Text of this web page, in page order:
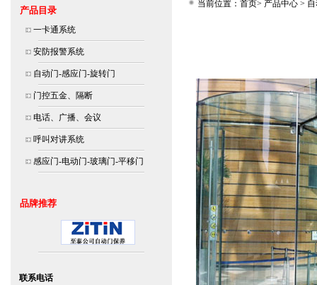
产品目录
一卡通系统
安防报警系统
自动门-感应门-旋转门
门控五金、隔断
电话、广播、会议
呼叫对讲系统
感应门-电动门-玻璃门-平移门
品牌推荐
联系电话
当前位置：首页> 产品中心 >